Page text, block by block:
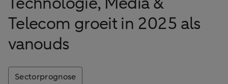
Telecom groeit in 2025 als
vanouds
Sectorprognose